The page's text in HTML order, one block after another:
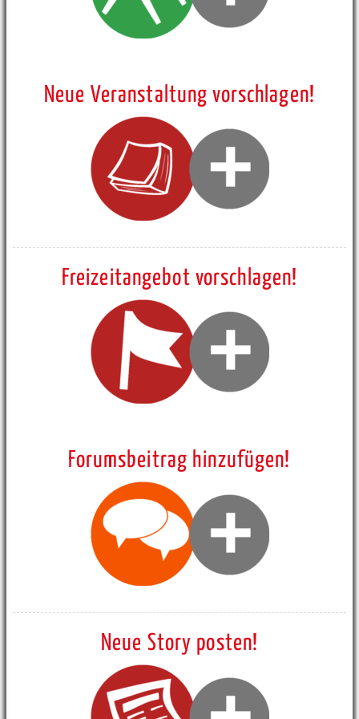
Neue Veranstaltung vorschlagen!
Freizeitangebot vorschlagen!
Forumsbeitrag hinzufügen!
Neue Story posten!